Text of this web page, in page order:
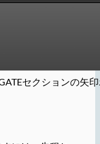
セクションの矢